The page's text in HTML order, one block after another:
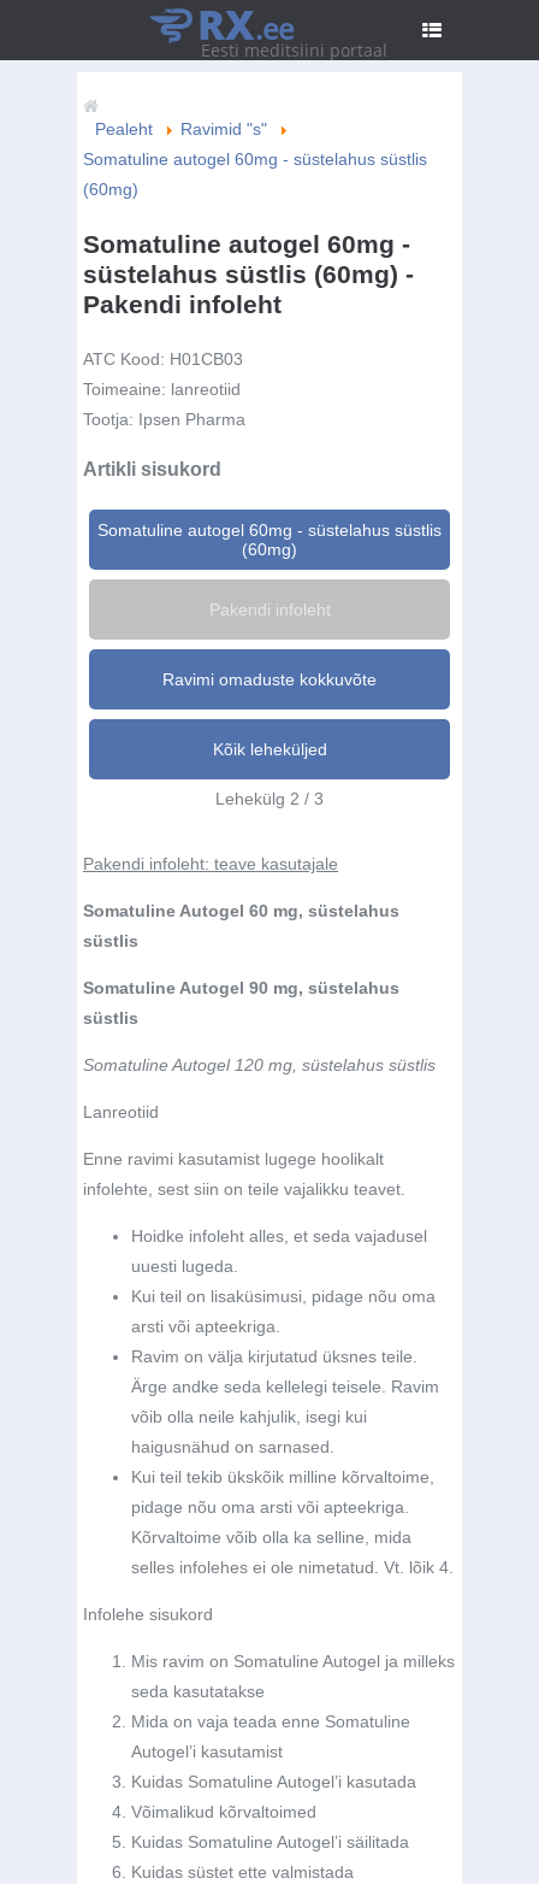
RX.ee
Eesti meditsiini portaal
Pealeht
Ravimid "s"
Somatuline autogel 60mg - süstelahus süstlis
(60mg)
Somatuline autogel 60mg -
süstelahus süstlis (60mg) -
Pakendi infoleht
ATC Kood: H01CB03
Toimeaine: lanreotiid
Tootja: Ipsen Pharma
Artikli sisukord
Somatuline autogel 60mg - süstelahus süstlis
(60mg)
Pakendi infoleht
Ravimi omaduste kokkuvõte
Kõik leheküljed
Lehekülg 2 / 3
Pakendi infoleht: teave kasutajale
Somatuline Autogel 60 mg, süstelahus
süstlis
Somatuline Autogel 90 mg, süstelahus
süstlis
Somatuline Autogel 120 mg, süstelahus süstlis
Lanreotiid
Enne ravimi kasutamist lugege hoolikalt
infolehte, sest siin on teile vajalikku teavet.
Hoidke infoleht alles, et seda vajadusel
uuesti lugeda.
Kui teil on lisaküsimusi, pidage nõu oma
arsti või apteekriga.
Ravim on välja kirjutatud üksnes teile.
Ärge andke seda kellelegi teisele. Ravim
võib olla neile kahjulik, isegi kui
haigusnähud on sarnased.
Kui teil tekib ükskõik milline kõrvaltoime,
pidage nõu oma arsti või apteekriga.
Kõrvaltoime võib olla ka selline, mida
selles infolehes ei ole nimetatud. Vt. lõik 4.
Infolehe sisukord
Mis ravim on Somatuline Autogel ja milleks
seda kasutatakse
Mida on vaja teada enne Somatuline
Autogel’i kasutamist
Kuidas Somatuline Autogel’i kasutada
Võimalikud kõrvaltoimed
Kuidas Somatuline Autogel’i säilitada
Kuidas süstet ette valmistada